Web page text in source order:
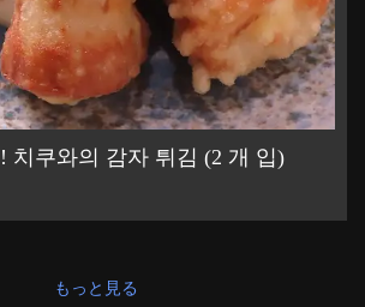
치쿠와의 감자 튀김 (2 개 입)
もっと見る